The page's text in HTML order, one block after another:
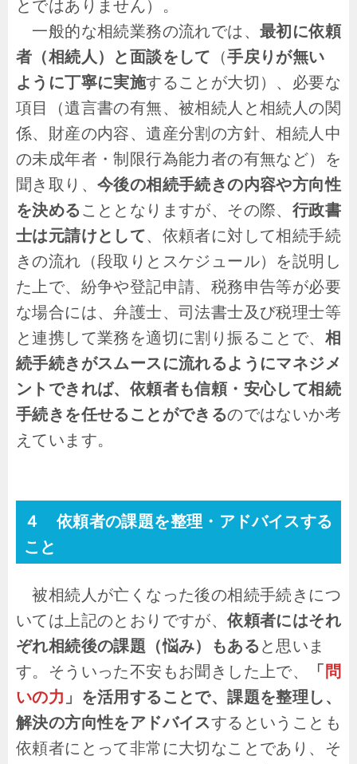
とではありません）。
一般的な相続業務の流れでは、 最初に依頼
者（相続人）と面談をして （手戻りが無い
ように丁寧に実施することが大切）、必要な
項目（遺言書の有無、被相続人と相続人の関
係、財産の内容、遺産分割の方針、相続人中
の未成年者・制限行為能力者の有無など）を
聞き取り、 今後の相続手続きの内容や方向性
を決める こととなりますが、その際、 行政書
士は元請けとして、依頼者に対して相続手続
きの流れ（段取りとスケジュール）を説明し
た上で、紛争や登記申請、税務申告等が必要
な場合には、弁護士、司法書士及び税理士等
と連携して業務を適切に割り振ることで、 相
続手続きがスムースに流れるようにマネジメ
ントできれば、依頼者も信頼・安心して相続
手続きを任せることができるのではないか考
えています。
４ 依頼者の課題を整理・アドバイスする
こと
被相続人が亡くなった後の相続手続きにつ
いては上記のとおりですが、依頼者にはそれ
ぞれ相続後の課題（悩み）もある と思いま
す。そういった不安もお聞きした上で、
「 問
いの力 」を活用することで、課題を整理し、
解決の方向性をアドバイスするということも
依頼者にとって非常に大切なことであり、そ